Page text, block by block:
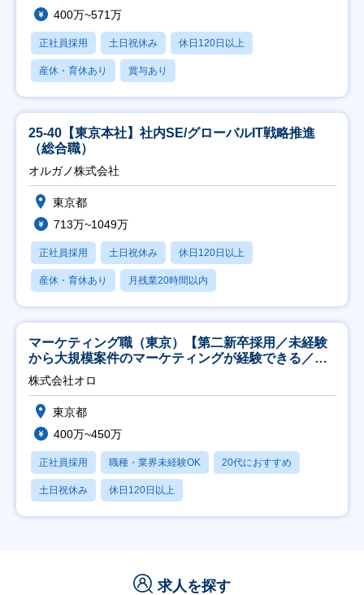
400万~571万
正社員採用 土日祝休み 休日120日以上
産休・育休あり 賞与あり
25-40【東京本社】社内SE/グローバルIT戦略推進
（総合職）
オルガノ株式会社
東京都
713万~1049万
正社員採用 土日祝休み 休日120日以上
産休・育休あり 月残業20時間以内
マーケティング職（東京）【第二新卒採用／未経験
から大規模案件のマーケティングが経験できる／研
修充実】
株式会社オロ
東京都
400万~450万
正社員採用 職種・業界未経験OK 20代におすすめ
土日祝休み 休日120日以上
求人を探す